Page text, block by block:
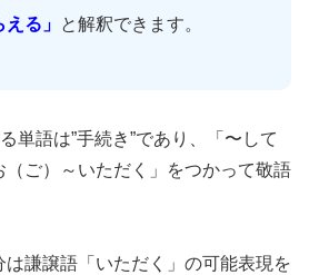
る」 と解釈できます。
単語は”手続き”であり、「〜して
（ご）～いただく」をつかって敬語
は謙譲語「いただく」の可能表現を